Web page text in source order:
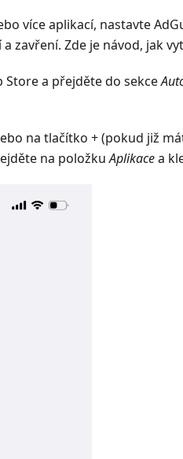
více aplikací, nastavte
zavření. Zde je návod, jak
Store a přejděte do sekce
na tlačítko + (pokud již
na položkuAplikacea